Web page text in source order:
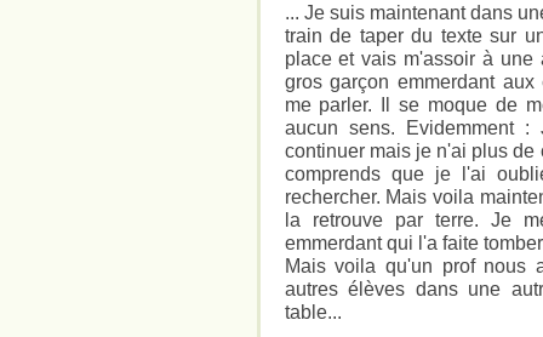
... Je suis maintenant dans
train de taper du texte sur
place et vais m'assoir à
gros garçon emmerdant
me parler. Il se moque de
aucun sens. Evidemment
continuer mais je n'ai plus
comprends que je l'ai
rechercher. Mais voila
la retrouve par terre. Je
emmerdant qui l'a faite
Mais voila qu'un prof nous
autres élèves dans une
table...